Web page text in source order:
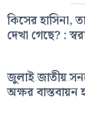
কিসের হাসিনা,
দেখা গেছে? :
জুলাই জাতীয়
অক্ষর বাস্তবায়ন